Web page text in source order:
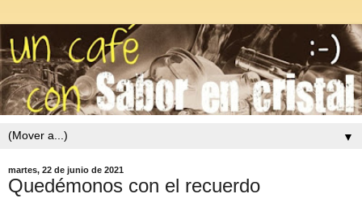
▼
martes, 22 de junio de 2021
Quedémonos con el recuerdo